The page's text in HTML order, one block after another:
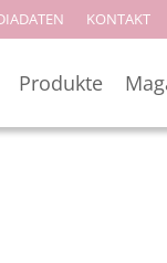
KONTAKT
Produkte